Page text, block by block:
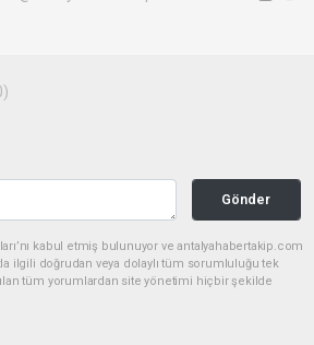
Gönder
kabul etmiş bulunuyor ve antalyahabertakip.com
ilgili doğrudan veya dolaylı tüm sorumluluğu tek
tüm yorumlardan site yönetimi hiçbir şekilde